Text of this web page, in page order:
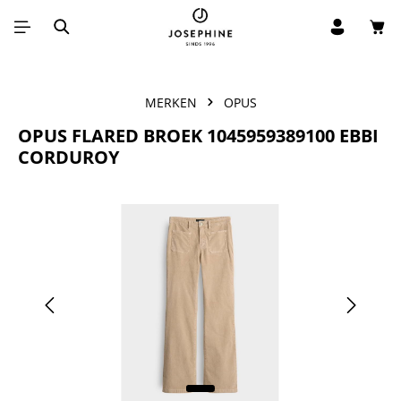
Ga naar de hoofdinhoud
MERKEN OPUS
OPUS FLARED BROEK 1045959389100 EBBI
CORDUROY
Afbeeldingengalerij overslaan